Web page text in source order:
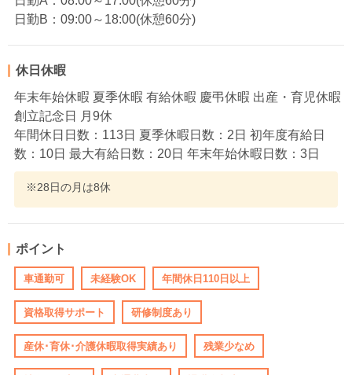
日勤B：09:00～18:00(休憩60分)
休日休暇
年末年始休暇 夏季休暇 有給休暇 慶弔休暇 出産・育児休暇
創立記念日 月9休
年間休日日数：113日 夏季休暇日数：2日 初年度有給日
数：10日 最大有給日数：20日 年末年始休暇日数：3日
※28日の月は8休
ポイント
車通勤可 未経験OK 年間休日110日以上
資格取得サポート 研修制度あり
産休･育休･介護休暇取得実績あり 残業少なめ